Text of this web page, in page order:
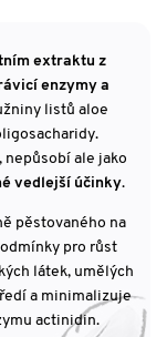
extraktu z
enzymy a
listů aloe
nepůsobí ale jako
vedlejší účinky.
pěstovaného na
pro růst
látek, umělých
a minimalizuje
actinidin.